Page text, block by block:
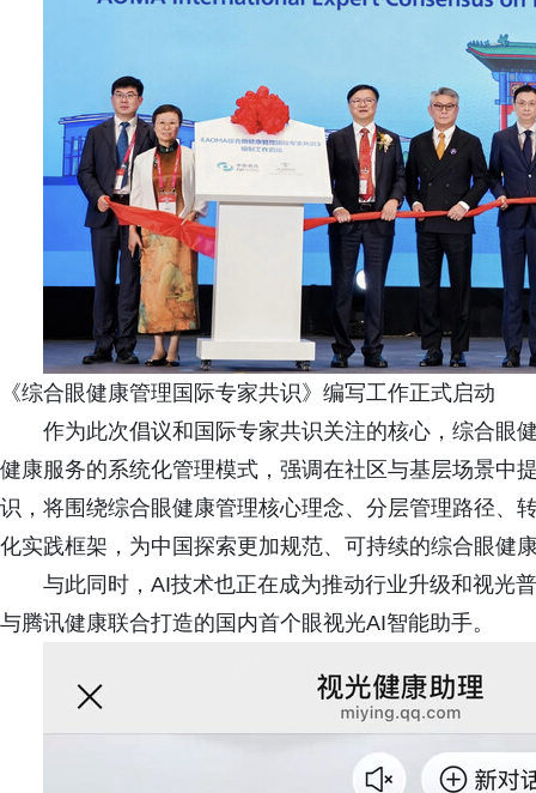
《综合眼健康管理国际专家共识》编写工作正式启动
作为此次倡议和国际专家共识关注的核心，综合眼
健康服务的系统化管理模式，强调在社区与基层场景中
识，将围绕综合眼健康管理核心理念、分层管理路径、
化实践框架，为中国探索更加规范、可持续的综合眼健
与此同时，AI技术也正在成为推动行业升级和视光
与腾讯健康联合打造的国内首个眼视光AI智能助手。